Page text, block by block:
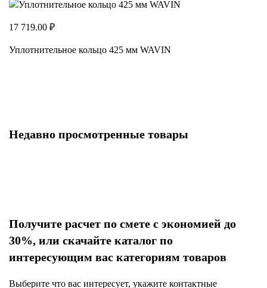
17 719.00 ₽
Уплотнительное кольцо 425 мм WAVIN
Недавно просмотренные товары
Получите расчет по смете с экономией до
30%, или скачайте каталог по
интересующим вас категориям товаров
Выберите что вас интересует, укажите контактные